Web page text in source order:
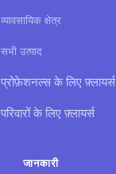
व्यावसायिक क्षेत्र
सभी उत्पाद
प्रोफ़ेशनल्स के लिए फ़्लायर्स
परिवारों के लिए फ़्लायर्स
जानकारी